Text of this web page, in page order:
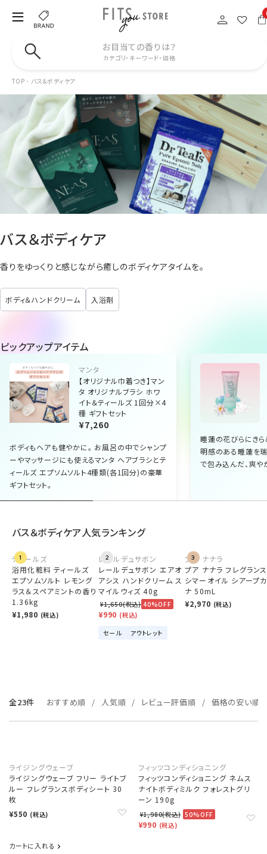
お目当ての香りは？
カテゴリ・キーワード・価格
TOP バス＆ボディケア
バス＆ボディケア
香りをゆっくりと感じながら癒しのボディケアタイムを。
ボディ＆ハンドクリーム 入浴剤
ピックアップアイテム
マンタ
【オリジナル巾着つき】マン
タ オリジナルブラシ ホワ
イト＆ティールズ 1回分×4
種 ギフトセット
¥7,260
ボディもヘアも健やかに。 お風呂の中でシャンプ
ーやマッサージにも使えるマンタ ヘアブラシとテ
ィールズ エプソムソルト4種類(各1回分)の豪華
ギフトセット。
睡蓮の花びらにき
明感のある睡蓮を瑞
で包み込んだ、爽や
バス＆ボディケア人気ランキング
1
ティールズ
浴用化粧料 ティールズ
エプソムソルト レモング
ラス＆スペアミントの香り
1.36kg
¥1,980 (税込)
2
レールデュサボン
レールデュサボン エアオ
アシス ハンドクリーム ス
マイルウィズ 40g
¥1,650(税込) 40%OFF
¥990 (税込)
セール
アウトレット
3
プア ナナラ
プア ナナラ フレグランス
シマーオイル シアープカ
ナ 50mL
¥2,970 (税込)
全23件 おすすめ順 人気順 レビュー評価順 価格の安い順
ライジングウェーブ
ライジングウェーブ フリー ライトブ
ルー フレグランスボディシート 30
枚
¥550 (税込)
カートに入れる
フィッツコンディショニング
フィッツコンディショニング ネムス
ナイトボディミルク フォレストグリ
ーン 190g
¥1,980(税込) 50%OFF
¥990 (税込)